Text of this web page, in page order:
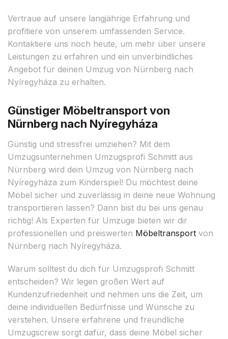
Vertraue auf unsere langjährige Erfahrung und
profitiere von unserem umfassenden Service.
Kontaktiere uns noch heute, um mehr über unsere
Leistungen zu erfahren und ein unverbindliches
Angebot für deinen Umzug von Nürnberg nach
Nyíregyháza zu erhalten.
Günstiger Möbeltransport von
Nürnberg nach Nyíregyháza
Günstig und stressfrei umziehen? Mit dem
Umzugsunternehmen Umzugsprofi Schmitt aus
Nürnberg wird dein Umzug von Nürnberg nach
Nyíregyháza zum Kinderspiel! Du möchtest deine
Möbel sicher und zuverlässig in deine neue Wohnung
transportieren lassen? Dann bist du bei uns genau
richtig! Als Experten für Umzüge bieten wir dir
professionellen und preiswerten Möbeltransport von
Nürnberg nach Nyíregyháza.
Warum solltest du dich für Umzugsprofi Schmitt
entscheiden? Wir legen großen Wert auf
Kundenzufriedenheit und nehmen uns die Zeit, um
deine individuellen Bedürfnisse und Wünsche zu
verstehen. Unsere erfahrene und freundliche
Umzugscrew sorgt dafür, dass deine Möbel sicher